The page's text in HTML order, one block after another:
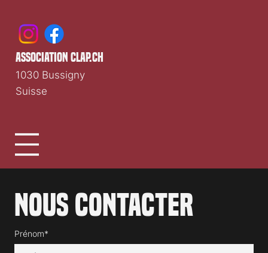
Nous contacter
Prénom*
association clap.ch
1030 Bussigny
Suisse